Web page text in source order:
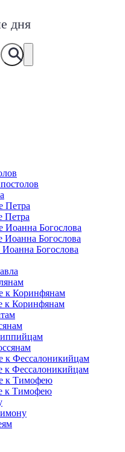
дня
Петра
Петра
Иоанна Богослова
Иоанна Богослова
Иоанна Богослова
к Коринфянам
к Коринфянам
к Фессалоникийцам
к Фессалоникийцам
к Тимофею
к Тимофею